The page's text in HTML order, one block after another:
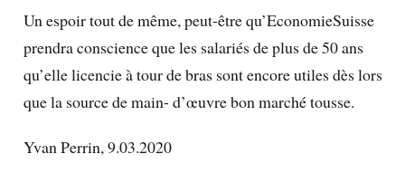
Un espoir tout de même, peut-être qu’EconomieSuisse
prendra conscience que les salariés de plus de 50 ans
qu’elle licencie à tour de bras sont encore utiles dès lors
que la source de main- d’œuvre bon marché tousse.
Yvan Perrin, 9.03.2020